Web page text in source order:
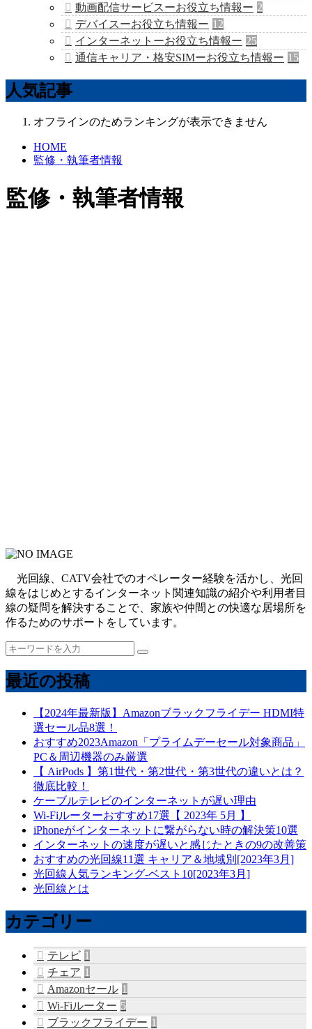
動画配信サービスーお役立ち情報ー 2
デバイスーお役立ち情報ー 12
インターネットーお役立ち情報ー 25
通信キャリア・格安SIMーお役立ち情報ー 15
人気記事
オフラインのためランキングが表示できません
HOME
監修・執筆者情報
監修・執筆者情報
光回線、CATV会社でのオペレーター経験を活かし、光回
線をはじめとするインターネット関連知識の紹介や利用者目
線の疑問を解決することで、家族や仲間との快適な居場所を
作るためのサポートをしています。
最近の投稿
【2024年最新版】Amazonブラックフライデー HDMI特
選セール品8選！
おすすめ2023Amazon「プライムデーセール対象商品」
PC＆周辺機器のみ厳選
【 AirPods 】第1世代・第2世代・第3世代の違いとは？
徹底比較！
ケーブルテレビのインターネットが遅い理由
Wi-Fiルーターおすすめ17選【 2023年 5月 】
iPhoneがインターネットに繋がらない時の解決策10選
インターネットの速度が遅いと感じたときの9の改善策
おすすめの光回線11選 キャリア＆地域別[2023年3月]
光回線人気ランキング-ベスト10[2023年3月]
光回線とは
カテゴリー
テレビ 1
チェア 1
Amazonセール 1
Wi-Fiルーター 5
ブラックフライデー 1